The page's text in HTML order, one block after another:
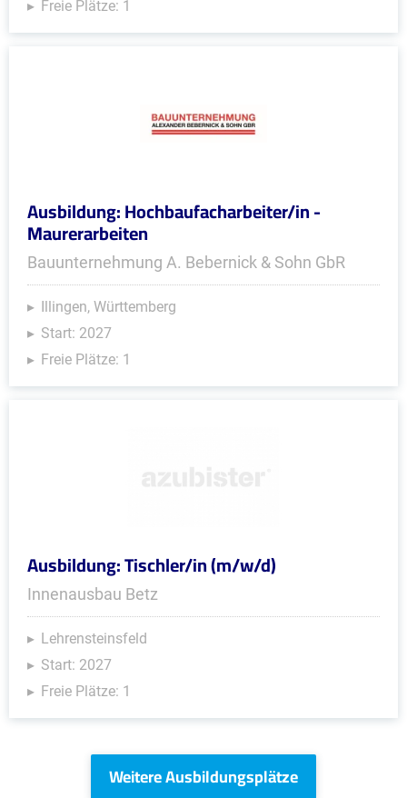
Freie Plätze: 1
Ausbildung: Hochbaufacharbeiter/in -
Maurerarbeiten
Bauunternehmung A. Bebernick & Sohn GbR
Illingen, Württemberg
Start: 2027
Freie Plätze: 1
Ausbildung: Tischler/in (m/w/d)
Innenausbau Betz
Lehrensteinsfeld
Start: 2027
Freie Plätze: 1
Weitere Ausbildungsplätze